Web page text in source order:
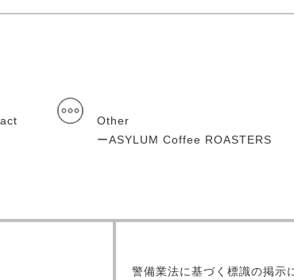
Other
ーASYLUM Coffee ROASTERS
警備業法に基づく標識の掲示